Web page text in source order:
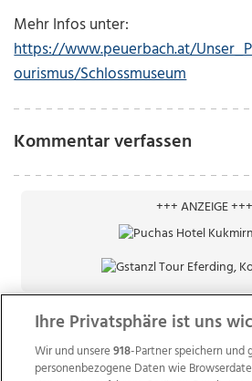
Mehr Infos unter:
https://www.peuerbach.at/
ourismus/Schlossmuseum
Kommentar verfassen
+++ ANZEIGE +++
Ihre Privatsphäre ist uns
Wir und unsere918-Partner speichern und
personenbezogene Daten wie